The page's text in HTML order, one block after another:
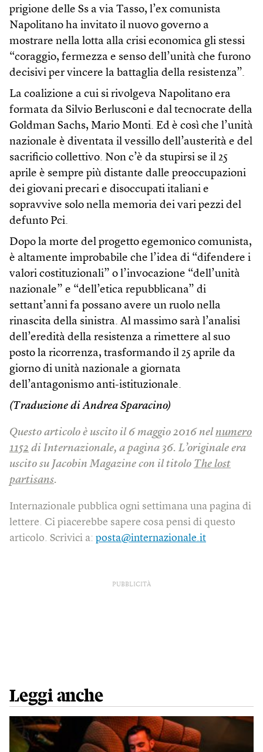
prigione delle Ss a via Tasso, l’ex comunista
Napolitano ha invitato il nuovo governo a
mostrare nella lotta alla crisi economica gli stessi
“coraggio, fermezza e senso dell’unità che furono
decisivi per vincere la battaglia della resistenza”.
La coalizione a cui si rivolgeva Napolitano era
formata da Silvio Berlusconi e dal tecnocrate della
Goldman Sachs, Mario Monti. Ed è così che l’unità
nazionale è diventata il vessillo dell’austerità e del
sacrificio collettivo. Non c’è da stupirsi se il 25
aprile è sempre più distante dalle preoccupazioni
dei giovani precari e disoccupati italiani e
sopravvive solo nella memoria dei vari pezzi del
defunto Pci.
Dopo la morte del progetto egemonico comunista,
è altamente improbabile che l’idea di “difendere i
valori costituzionali” o l’invocazione “dell’unità
nazionale” e “dell’etica repubblicana” di
settant’anni fa possano avere un ruolo nella
rinascita della sinistra. Al massimo sarà l’analisi
dell’eredità della resistenza a rimettere al suo
posto la ricorrenza, trasformando il 25 aprile da
giorno di unità nazionale a giornata
dell’antagonismo anti-istituzionale.
(Traduzione di Andrea Sparacino)
Questo articolo è uscito il 6 maggio 2016 nel numero
1152 di Internazionale, a pagina 36. L’originale era
uscito su Jacobin Magazine con il titolo The lost
partisans.
Internazionale pubblica ogni settimana una pagina di
lettere. Ci piacerebbe sapere cosa pensi di questo
articolo. Scrivici a: posta@internazionale.it
PUBBLICITÀ
Leggi anche